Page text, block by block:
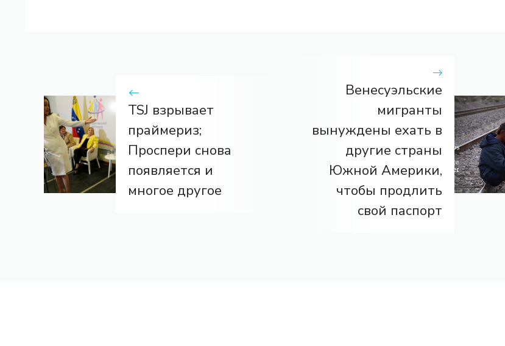
TSJ взрывает
праймериз;
Проспери снова
появляется и
многое другое
Венесуэльские
мигранты
вынуждены ехать в
другие страны
Южной Америки,
чтобы продлить
свой паспорт